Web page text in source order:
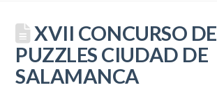
XVII CONCURSO DE
PUZZLES CIUDAD DE
SALAMANCA